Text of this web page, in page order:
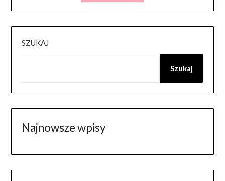
SZUKAJ
Szukaj
Najnowsze wpisy